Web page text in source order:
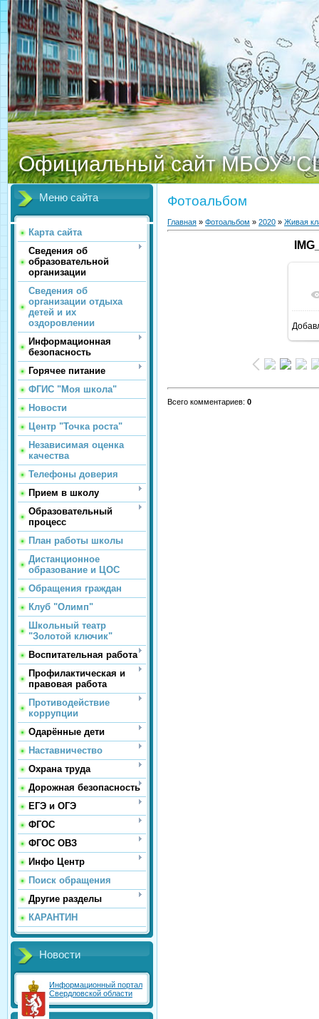
Официальный сайт МБОУ
Меню сайта
Карта сайта
Сведения об
образовательной
организации
Сведения об
организации отдыха
детей и их
оздоровлении
Информационная
безопасность
Горячее питание
ФГИС "Моя школа"
Новости
Центр "Точка роста"
Независимая оценка
качества
Телефоны доверия
Прием в школу
Образовательный
процесс
План работы школы
Дистанционное
образование и ЦОС
Обращения граждан
Клуб "Олимп"
Школьный театр
"Золотой ключик"
Воспитательная работа
Профилактическая и
правовая работа
Противодействие
коррупции
Одарённые дети
Наставничество
Охрана труда
Дорожная безопасность
ЕГЭ и ОГЭ
ФГОС
ФГОС ОВЗ
Инфо Центр
Поиск обращения
Другие разделы
КАРАНТИН
Новости
Информационный портал
Свердловской области
Фотоальбом
Главная » Фотоальбом » 2020 » Живая
Всего комментариев: 0